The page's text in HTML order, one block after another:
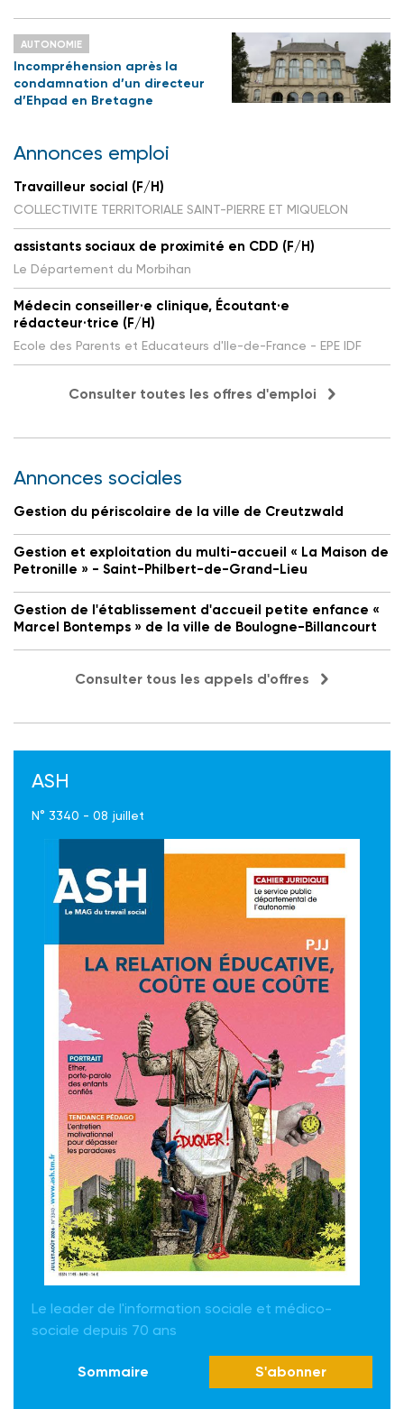
AUTONOMIE
Incompréhension après la
condamnation d’un directeur
d’Ehpad en Bretagne
Annonces emploi
Travailleur social (F/H)
COLLECTIVITE TERRITORIALE SAINT-PIERRE ET MIQUELON
assistants sociaux de proximité en CDD (F/H)
Le Département du Morbihan
Médecin conseiller·e clinique, Écoutant·e
rédacteur·trice (F/H)
Ecole des Parents et Educateurs d'Ile-de-France - EPE IDF
Consulter toutes les offres d'emploi
Annonces sociales
Gestion du périscolaire de la ville de Creutzwald
Gestion et exploitation du multi-accueil « La Maison de
Petronille » - Saint-Philbert-de-Grand-Lieu
Gestion de l'établissement d'accueil petite enfance «
Marcel Bontemps » de la ville de Boulogne-Billancourt
Consulter tous les appels d'offres
ASH
N° 3340 - 08 juillet
Le leader de l'information sociale et médico-
sociale depuis 70 ans
Sommaire S'abonner